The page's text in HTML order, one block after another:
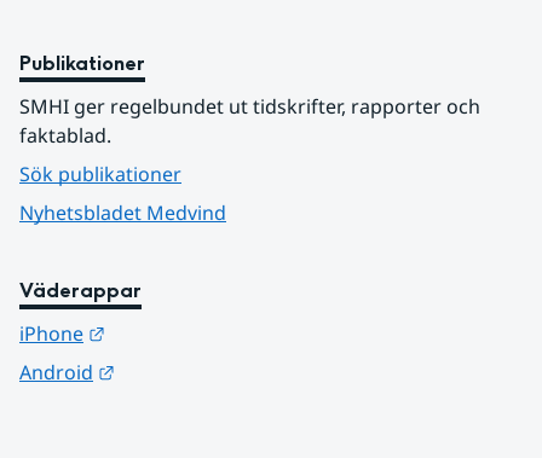
Publikationer
SMHI ger regelbundet ut tidskrifter, rapporter och
faktablad.
Sök publikationer
Nyhetsbladet Medvind
Väderappar
iPhone
Android